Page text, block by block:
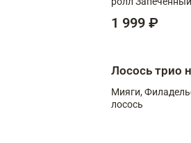
1 999 ₽
Лосось трио
Мияги,
лосось